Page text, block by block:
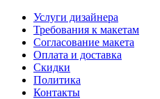
Услуги дизайнера
Требования к макетам
Согласование макета
Оплата и доставка
Скидки
Политика
Контакты